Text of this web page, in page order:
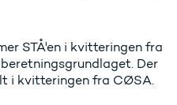
STÅ'en i kvitteringen fra
Der
i kvitteringen fra CØSA.